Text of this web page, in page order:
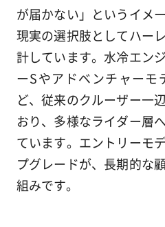
が届かない」というイメ
現実の選択肢としてハー
計しています。水冷エン
ーSやアドベンチャーモ
ど、従来のクルーザー一
おり、多様なライダー層
ています。エントリーモ
プグレードが、長期的な
組みです。